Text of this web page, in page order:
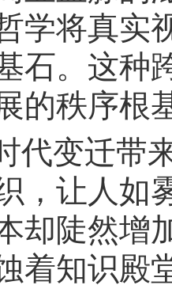
学将真实
石。这种
的秩序根
代变迁带
，让人如
却陡然增
着知识殿